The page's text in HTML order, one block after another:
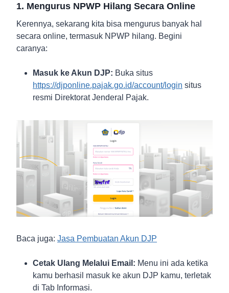
1. Mengurus NPWP Hilang Secara Online
Kerennya, sekarang kita bisa mengurus banyak hal
secara online, termasuk NPWP hilang. Begini
caranya:
Masuk ke Akun DJP: Buka situs
https://djponline.pajak.go.id/account/login situs
resmi Direktorat Jenderal Pajak.
Baca juga: Jasa Pembuatan Akun DJP
Cetak Ulang Melalui Email: Menu ini ada ketika
kamu berhasil masuk ke akun DJP kamu, terletak
di Tab Informasi.